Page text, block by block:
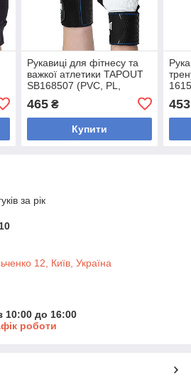
Рукавиці для фітнесу та
важкої атлетики TAPOUT
SB168507 (PVC, PL,
відкриті пальці, р-р M-XL,
чорний синій)
465₴
Купити
453
за рік
12, Київ, Україна
10:00 до 16:00
роботи